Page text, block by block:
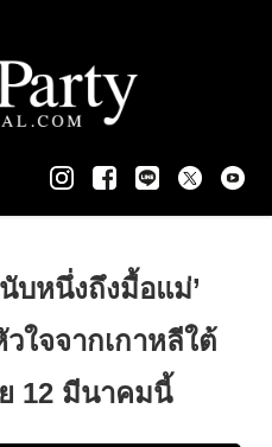
บหนึ่งถึงมื้อแม่’
ใจจากเกาหลีใต้
12 มีนาคมนี้